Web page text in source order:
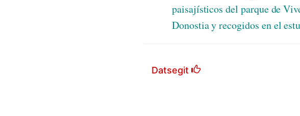
paisajísticos del parque de
Donostia y recogidos en el
Datsegit